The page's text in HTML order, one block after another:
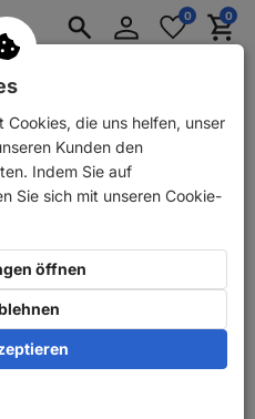
Ersatzteile
AnmeldenMerkzettel
aufklappen
0 0
NB PARTS Bremsscheiben +
die uns helfen, unser
Kunden den
Indem Sie auf
Sie sich mit unseren Cookie-
öffnen